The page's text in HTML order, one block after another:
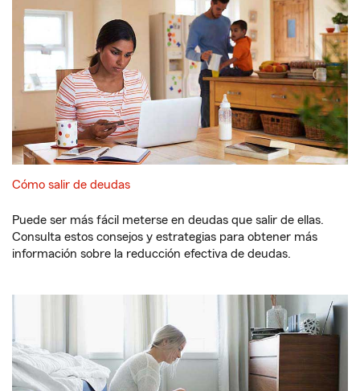
Cómo salir de deudas
Puede ser más fácil meterse en deudas que salir de ellas.
Consulta estos consejos y estrategias para obtener más
información sobre la reducción efectiva de deudas.